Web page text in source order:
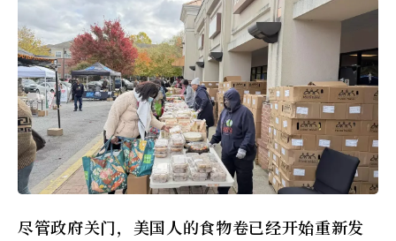
尽管政府关门，美国人的食物卷已经开始重新发